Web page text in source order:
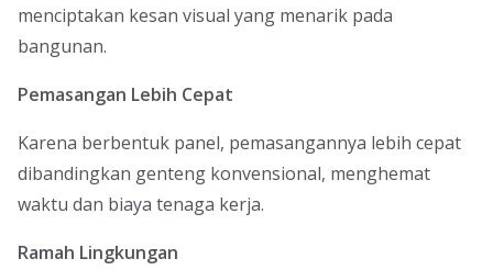
menciptakan kesan visual yang menarik pada
bangunan.
Pemasangan Lebih Cepat
Karena berbentuk panel, pemasangannya lebih cepat
dibandingkan genteng konvensional, menghemat
waktu dan biaya tenaga kerja.
Ramah Lingkungan